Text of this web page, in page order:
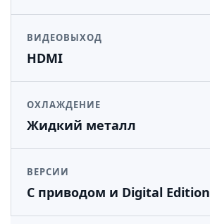
ВИДЕОВЫХОД
HDMI
ОХЛАЖДЕНИЕ
Жидкий металл
ВЕРСИИ
С приводом и Digital Edition